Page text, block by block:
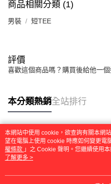
商品相關分類 (1)
男裝 短TEE
評價
喜歡這個商品嗎？購買後給他一
本分類熱銷全站排行
熱門標籤
本網站中使用 cookie，欲查詢有關本網
望在電腦上使用 cookie 時應如何變更電
權條款 」之 Cookie 聲明。您繼續使用
用條款之 Cookie 聲明使用 cookie。
了解更多 >